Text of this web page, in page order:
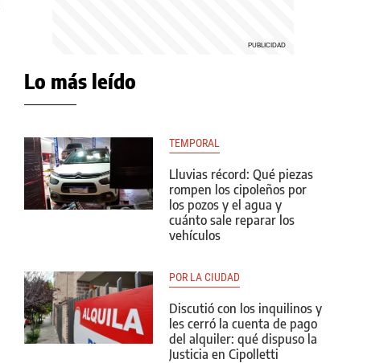
Lo más leído
TEMPORAL
Lluvias récord: Qué piezas
rompen los cipoleños por
los pozos y el agua y
cuánto sale reparar los
vehículos
POR LA CIUDAD
Discutió con los inquilinos y
les cerró la cuenta de pago
del alquiler: qué dispuso la
Justicia en Cipolletti